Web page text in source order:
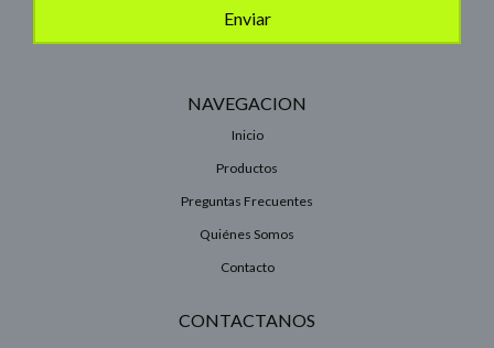
NAVEGACION
Inicio
Productos
Preguntas Frecuentes
Quiénes Somos
Contacto
CONTACTANOS